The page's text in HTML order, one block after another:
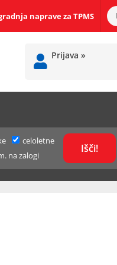
naprave za TPMS
Prijava »
celoletne
na zalogi